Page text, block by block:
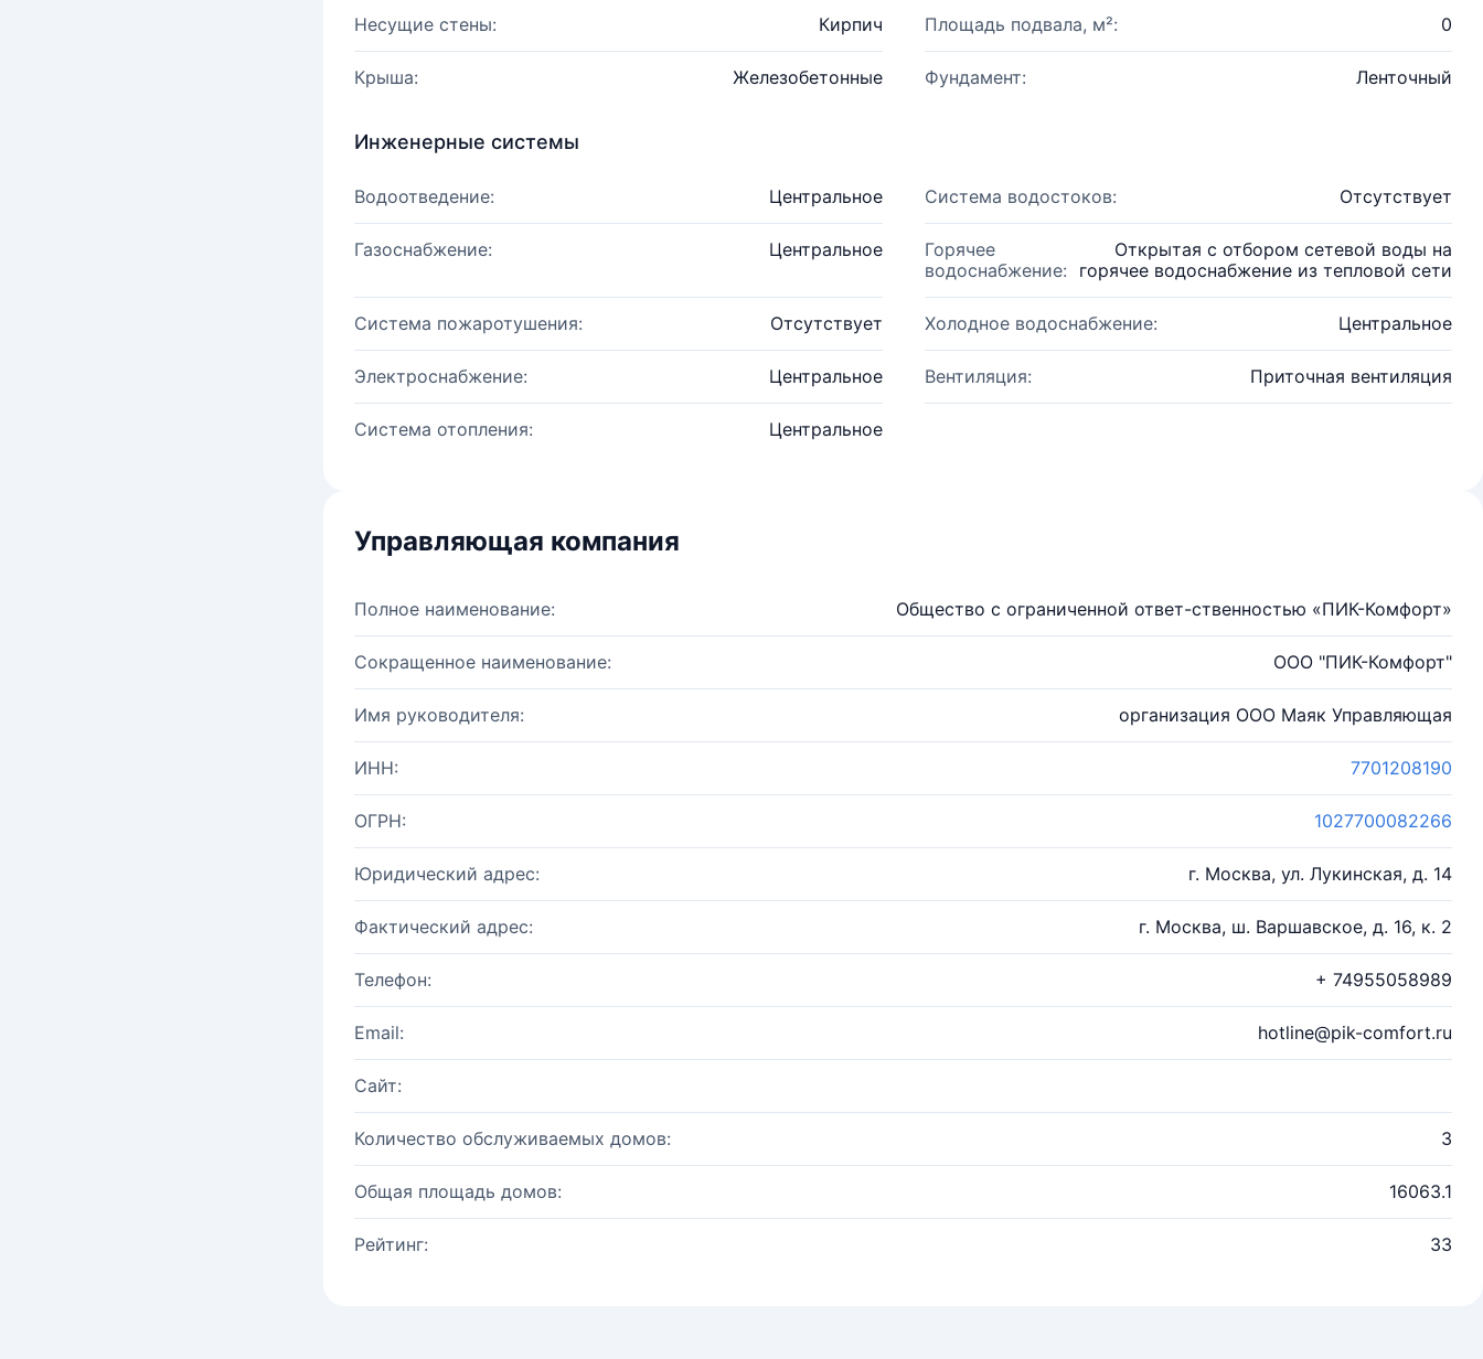
Несущие стены: Кирпич Площадь подвала, м²: 0
Крыша: Железобетонные Фундамент: Ленточный
Инженерные системы
Водоотведение: Центральное Система водостоков: Отсутствует
Газоснабжение: Центральное
Горячее
водоснабжение:
Открытая с отбором сетевой воды на
горячее водоснабжение из тепловой сети
Система пожаротушения: Отсутствует Холодное водоснабжение: Центральное
Электроснабжение: Центральное Вентиляция: Приточная вентиляция
Система отопления: Центральное
Управляющая компания
Полное наименование: Общество с ограниченной ответ-ственностью «ПИК-Комфорт»
Сокращенное наименование: ООО "ПИК-Комфорт"
Имя руководителя: организация ООО Маяк Управляющая
ИНН: 7701208190
ОГРН: 1027700082266
Юридический адрес: г. Москва, ул. Лукинская, д. 14
Фактический адрес: г. Москва, ш. Варшавское, д. 16, к. 2
Телефон: + 74955058989
Email: hotline@pik-comfort.ru
Сайт:
Количество обслуживаемых домов: 3
Общая площадь домов: 16063.1
Рейтинг: 33